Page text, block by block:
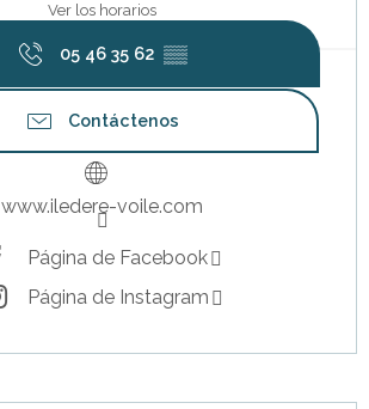
Ver los horarios
05 46 35 62 ▒▒
Contáctenos
www.iledere-voile.com
Página de Facebook
Página de Instagram